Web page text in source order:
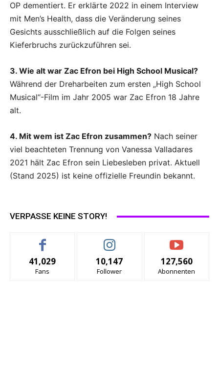
OP dementiert. Er erklärte 2022 in einem Interview
mit Men’s Health, dass die Veränderung seines
Gesichts ausschließlich auf die Folgen seines
Kieferbruchs zurückzuführen sei.
3. Wie alt war Zac Efron bei High School Musical?
Während der Dreharbeiten zum ersten „High School
Musical“-Film im Jahr 2005 war Zac Efron 18 Jahre
alt.
4. Mit wem ist Zac Efron zusammen? Nach seiner
viel beachteten Trennung von Vanessa Valladares
2021 hält Zac Efron sein Liebesleben privat. Aktuell
(Stand 2025) ist keine offizielle Freundin bekannt.
VERPASSE KEINE STORY!
41,029
Fans
10,147
Follower
127,560
Abonnenten